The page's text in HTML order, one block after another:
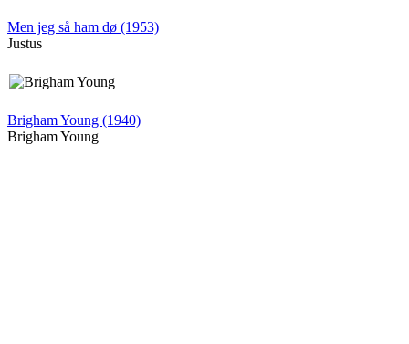
Men jeg så ham dø (1953)
Justus
Brigham Young (1940)
Brigham Young